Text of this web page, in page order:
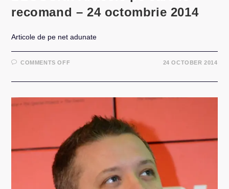
recomand – 24 octombrie 2014
Articole de pe net adunate
COMMENTS OFFON
PE
LE
RECOMAND
OCTOMBRIE
2014
24 OCTOBER 2014